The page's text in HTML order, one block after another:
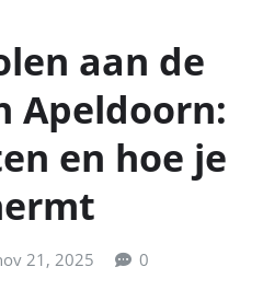
aan de
Apeldoorn:
en hoe je
21, 2025 0